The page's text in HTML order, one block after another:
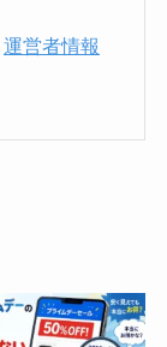
運営者情報